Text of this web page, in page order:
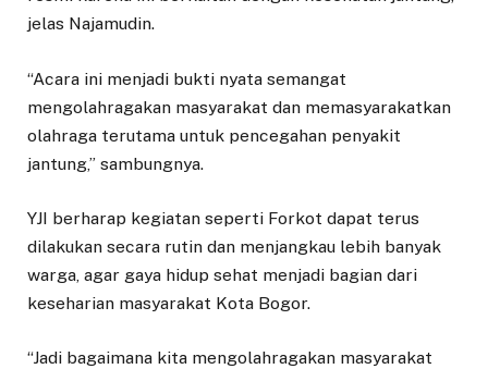
jelas Najamudin.
“Acara ini menjadi bukti nyata semangat
mengolahragakan masyarakat dan memasyarakatkan
olahraga terutama untuk pencegahan penyakit
jantung,” sambungnya.
YJI berharap kegiatan seperti Forkot dapat terus
dilakukan secara rutin dan menjangkau lebih banyak
warga, agar gaya hidup sehat menjadi bagian dari
keseharian masyarakat Kota Bogor.
“Jadi bagaimana kita mengolahragakan masyarakat